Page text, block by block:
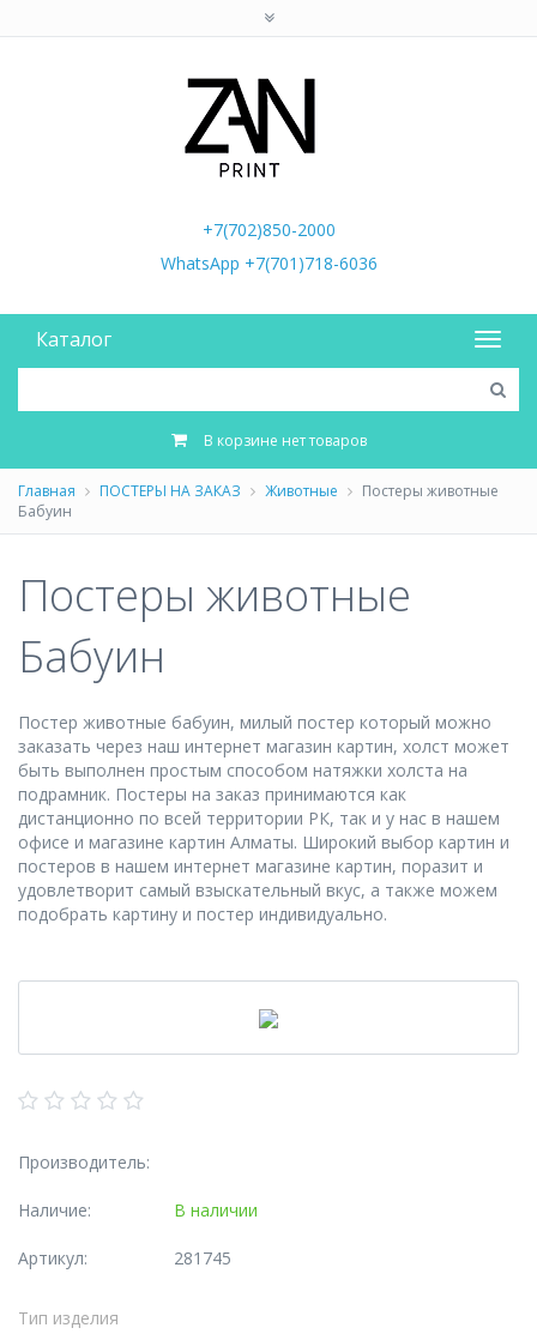
+7(702)850-2000
WhatsApp +7(701)718-6036
Каталог
В корзине нет товаров
Главная ПОСТЕРЫ НА ЗАКАЗ Животные
Постеры животные
Бабуин
Постеры животные
Бабуин
Постер животные бабуин, милый постер который можно
заказать через наш интернет магазин картин, холст может
быть выполнен простым способом натяжки холста на
подрамник. Постеры на заказ принимаются как
дистанционно по всей территории РК, так и у нас в нашем
офисе и магазине картин Алматы. Широкий выбор картин и
постеров в нашем интернет магазине картин, поразит и
удовлетворит самый взыскательный вкус, а также можем
подобрать картину и постер индивидуально.
Производитель:
Наличие: В наличии
Артикул: 281745
Тип изделия